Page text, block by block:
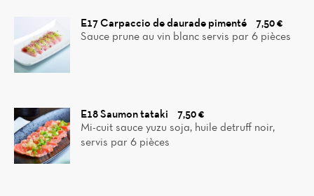
E17 Carpaccio de daurade pimenté
7,50 €
Sauce prune au vin blanc servis par 6 pièces
E18 Saumon tataki
7,50 €
Mi-cuit sauce yuzu soja, huile detruff noir,
servis par 6 pièces